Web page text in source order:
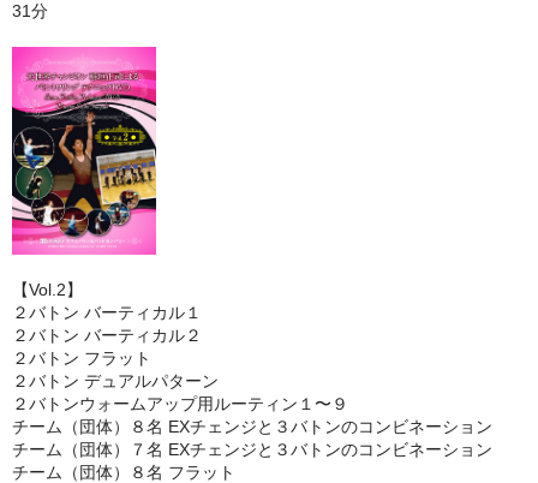
31分
【Vol.2】
２バトン バーティカル１
２バトン バーティカル２
２バトン フラット
２バトン デュアルパターン
２バトンウォームアップ用ルーティン１〜９
チーム（団体）８名 EXチェンジと３バトンのコンビネーション
チーム（団体）７名 EXチェンジと３バトンのコンビネーション
チーム（団体）８名 フラット